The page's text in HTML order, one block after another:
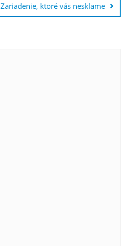
Zariadenie, ktoré vás nesklame